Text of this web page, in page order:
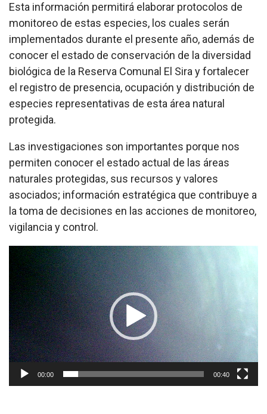
Esta información permitirá elaborar protocolos de
monitoreo de estas especies, los cuales serán
implementados durante el presente año, además de
conocer el estado de conservación de la diversidad
biológica de la Reserva Comunal El Sira y fortalecer
el registro de presencia, ocupación y distribución de
especies representativas de esta área natural
protegida.
Las investigaciones son importantes porque nos
permiten conocer el estado actual de las áreas
naturales protegidas, sus recursos y valores
asociados; información estratégica que contribuye a
la toma de decisiones en las acciones de monitoreo,
vigilancia y control.
Reproductor
de
vídeo
00:00 00:40